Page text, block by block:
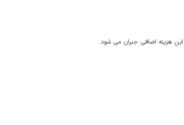
این هزینه اضافی جبران می شود.